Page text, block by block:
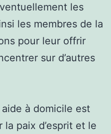
les
les membres de la
pour leur offrir
sur d’autres
à domicile est
paix d’esprit et le